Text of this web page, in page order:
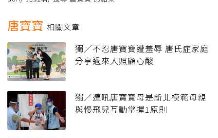
唐寶寶 相關文章
獨／不忍唐寶寶遭羞辱 唐氏症家庭
分享過來人照顧心酸
獨／遭吼唐寶寶母是新北模範母親
與慢飛兒互動掌握1原則